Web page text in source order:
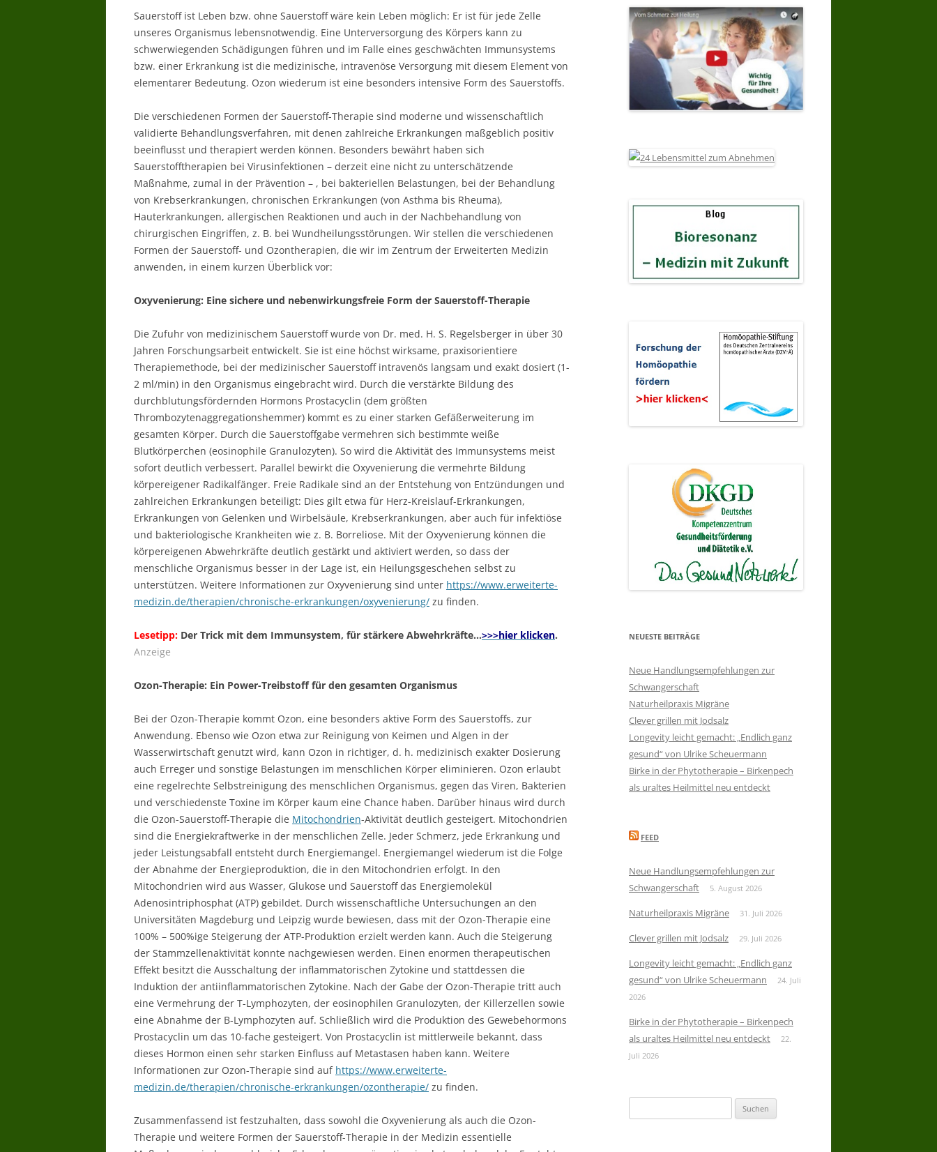
Sauerstoff ist Leben bzw. ohne Sauerstoff wäre kein Leben möglich: Er ist für jede Zelle
unseres Organismus lebensnotwendig. Eine Unterversorgung des Körpers kann zu
schwerwiegenden Schädigungen führen und im Falle eines geschwächten Immunsystems
bzw. einer Erkrankung ist die medizinische, intravenöse Versorgung mit diesem Element von
elementarer Bedeutung. Ozon wiederum ist eine besonders intensive Form des Sauerstoffs.
Die verschiedenen Formen der Sauerstoff-Therapie sind moderne und wissenschaftlich
validierte Behandlungsverfahren, mit denen zahlreiche Erkrankungen maßgeblich positiv
beeinflusst und therapiert werden können. Besonders bewährt haben sich
Sauerstofftherapien bei Virusinfektionen – derzeit eine nicht zu unterschätzende
Maßnahme, zumal in der Prävention – , bei bakteriellen Belastungen, bei der Behandlung
von Krebserkrankungen, chronischen Erkrankungen (von Asthma bis Rheuma),
Hauterkrankungen, allergischen Reaktionen und auch in der Nachbehandlung von
chirurgischen Eingriffen, z. B. bei Wundheilungsstörungen. Wir stellen die verschiedenen
Formen der Sauerstoff- und Ozontherapien, die wir im Zentrum der Erweiterten Medizin
anwenden, in einem kurzen Überblick vor:
Oxyvenierung: Eine sichere und nebenwirkungsfreie Form der Sauerstoff-Therapie
Die Zufuhr von medizinischem Sauerstoff wurde von Dr. med. H. S. Regelsberger in über 30
Jahren Forschungsarbeit entwickelt. Sie ist eine höchst wirksame, praxisorientiere
Therapiemethode, bei der medizinischer Sauerstoff intravenös langsam und exakt dosiert (1-
2 ml/min) in den Organismus eingebracht wird. Durch die verstärkte Bildung des
durchblutungsfördernden Hormons Prostacyclin (dem größten
Thrombozytenaggregationshemmer) kommt es zu einer starken Gefäßerweiterung im
gesamten Körper. Durch die Sauerstoffgabe vermehren sich bestimmte weiße
Blutkörperchen (eosinophile Granulozyten). So wird die Aktivität des Immunsystems meist
sofort deutlich verbessert. Parallel bewirkt die Oxyvenierung die vermehrte Bildung
körpereigener Radikalfänger. Freie Radikale sind an der Entstehung von Entzündungen und
zahlreichen Erkrankungen beteiligt: Dies gilt etwa für Herz-Kreislauf-Erkrankungen,
Erkrankungen von Gelenken und Wirbelsäule, Krebserkrankungen, aber auch für infektiöse
und bakteriologische Krankheiten wie z. B. Borreliose. Mit der Oxyvenierung können die
körpereigenen Abwehrkräfte deutlich gestärkt und aktiviert werden, so dass der
menschliche Organismus besser in der Lage ist, ein Heilungsgeschehen selbst zu
unterstützen. Weitere Informationen zur Oxyvenierung sind unter https://www.erweiterte-
medizin.de/therapien/chronische-erkrankungen/oxyvenierung/ zu finden.
Lesetipp: Der Trick mit dem Immunsystem, für stärkere Abwehrkräfte…>>>hier klicken.
Anzeige
Ozon-Therapie: Ein Power-Treibstoff für den gesamten Organismus
Bei der Ozon-Therapie kommt Ozon, eine besonders aktive Form des Sauerstoffs, zur
Anwendung. Ebenso wie Ozon etwa zur Reinigung von Keimen und Algen in der
Wasserwirtschaft genutzt wird, kann Ozon in richtiger, d. h. medizinisch exakter Dosierung
auch Erreger und sonstige Belastungen im menschlichen Körper eliminieren. Ozon erlaubt
eine regelrechte Selbstreinigung des menschlichen Organismus, gegen das Viren, Bakterien
und verschiedenste Toxine im Körper kaum eine Chance haben. Darüber hinaus wird durch
die Ozon-Sauerstoff-Therapie die Mitochondrien-Aktivität deutlich gesteigert. Mitochondrien
sind die Energiekraftwerke in der menschlichen Zelle. Jeder Schmerz, jede Erkrankung und
jeder Leistungsabfall entsteht durch Energiemangel. Energiemangel wiederum ist die Folge
der Abnahme der Energieproduktion, die in den Mitochondrien erfolgt. In den
Mitochondrien wird aus Wasser, Glukose und Sauerstoff das Energiemolekül
Adenosintriphosphat (ATP) gebildet. Durch wissenschaftliche Untersuchungen an den
Universitäten Magdeburg und Leipzig wurde bewiesen, dass mit der Ozon-Therapie eine
100% – 500%ige Steigerung der ATP-Produktion erzielt werden kann. Auch die Steigerung
der Stammzellenaktivität konnte nachgewiesen werden. Einen enormen therapeutischen
Effekt besitzt die Ausschaltung der inflammatorischen Zytokine und stattdessen die
Induktion der antiinflammatorischen Zytokine. Nach der Gabe der Ozon-Therapie tritt auch
eine Vermehrung der T-Lymphozyten, der eosinophilen Granulozyten, der Killerzellen sowie
eine Abnahme der B-Lymphozyten auf. Schließlich wird die Produktion des Gewebehormons
Prostacyclin um das 10-fache gesteigert. Von Prostacyclin ist mittlerweile bekannt, dass
dieses Hormon einen sehr starken Einfluss auf Metastasen haben kann. Weitere
Informationen zur Ozon-Therapie sind auf https://www.erweiterte-
medizin.de/therapien/chronische-erkrankungen/ozontherapie/ zu finden.
Zusammenfassend ist festzuhalten, dass sowohl die Oxyvenierung als auch die Ozon-
Therapie und weitere Formen der Sauerstoff-Therapie in der Medizin essentielle
NEUESTE BEITRÄGE
Neue Handlungsempfehlungen zur
Schwangerschaft
Naturheilpraxis Migräne
Clever grillen mit Jodsalz
Longevity leicht gemacht: „Endlich ganz
gesund“ von Ulrike Scheuermann
Birke in der Phytotherapie – Birkenpech
als uraltes Heilmittel neu entdeckt
FEED
Neue Handlungsempfehlungen zur
Schwangerschaft
5. August 2026
Naturheilpraxis Migräne 31. Juli 2026
Clever grillen mit Jodsalz 29. Juli 2026
Longevity leicht gemacht: „Endlich ganz
gesund“ von Ulrike Scheuermann
24. Juli
2026
Birke in der Phytotherapie – Birkenpech
als uraltes Heilmittel neu entdeckt
22.
Juli 2026
nach: